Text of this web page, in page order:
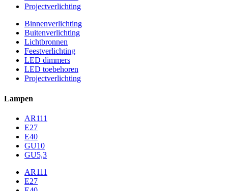
Projectverlichting
Binnenverlichting
Buitenverlichting
Lichtbronnen
Feestverlichting
LED dimmers
LED toebehoren
Projectverlichting
Lampen
AR111
E27
E40
GU10
GU5,3
AR111
E27